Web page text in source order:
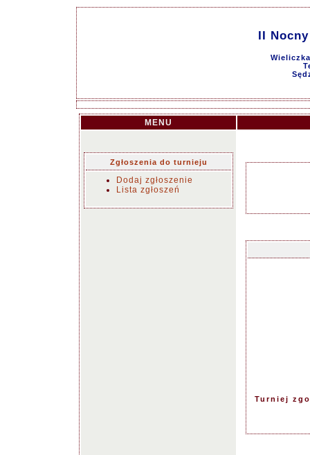
II
MENU
Zgłoszenia do turnieju
Dodaj zgłoszenie
Lista zgłoszeń
Turniej